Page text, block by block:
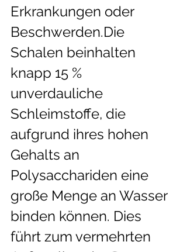
Erkrankungen oder
Beschwerden.Die
Schalen beinhalten
knapp 15 %
unverdauliche
Schleimstoffe, die
aufgrund ihres hohen
Gehalts an
Polysacchariden eine
große Menge an Wasser
binden können. Dies
führt zum vermehrten